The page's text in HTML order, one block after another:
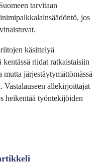
tarvitaan
jos
käsittelyä
kentässä riidat ratkaistaisiin
järjestäytymättömässä
Vastalauseen allekirjoittajat
heikentää työntekijöiden